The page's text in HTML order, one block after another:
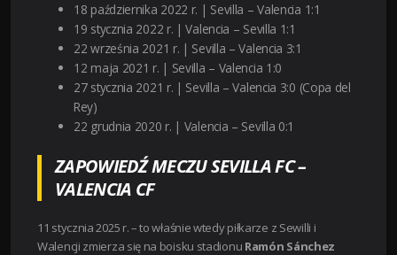
18 października 2022 r. | Sevilla – Valencia 1:1
19 stycznia 2022 r. | Valencia – Sevilla 1:1
22 września 2021 r. | Sevilla – Valencia 3:1
12 maja 2021 r. | Sevilla – Valencia 1:0
27 stycznia 2021 r. | Sevilla – Valencia 3:0 (Copa del
Rey)
22 grudnia 2020 r. | Valencia – Sevilla 0:1
ZAPOWIEDŹ MECZU SEVILLA FC –
VALENCIA CF
11 stycznia 2025 r. – to właśnie wtedy piłkarze z Sewilli i
Walencji zmierza się na boisku stadionu Ramón Sánchez